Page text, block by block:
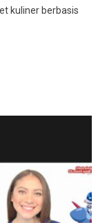
kuliner berbasis